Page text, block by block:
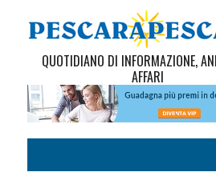
QUOTIDIANO DI INFORMAZIONE,
AFFARI